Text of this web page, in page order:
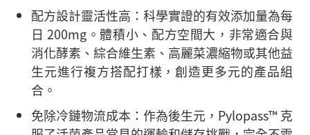
配方設計靈活性高： 科學實證的有效添加量為每
日 200mg。體積小、配方空間大，非常適合與
消化酵素、綜合維生素、高麗菜濃縮物或其他益
生元進行複方搭配打樣，創造更多元的產品組
合。
免除冷鏈物流成本： 作為後生元，Pylopass™ 克